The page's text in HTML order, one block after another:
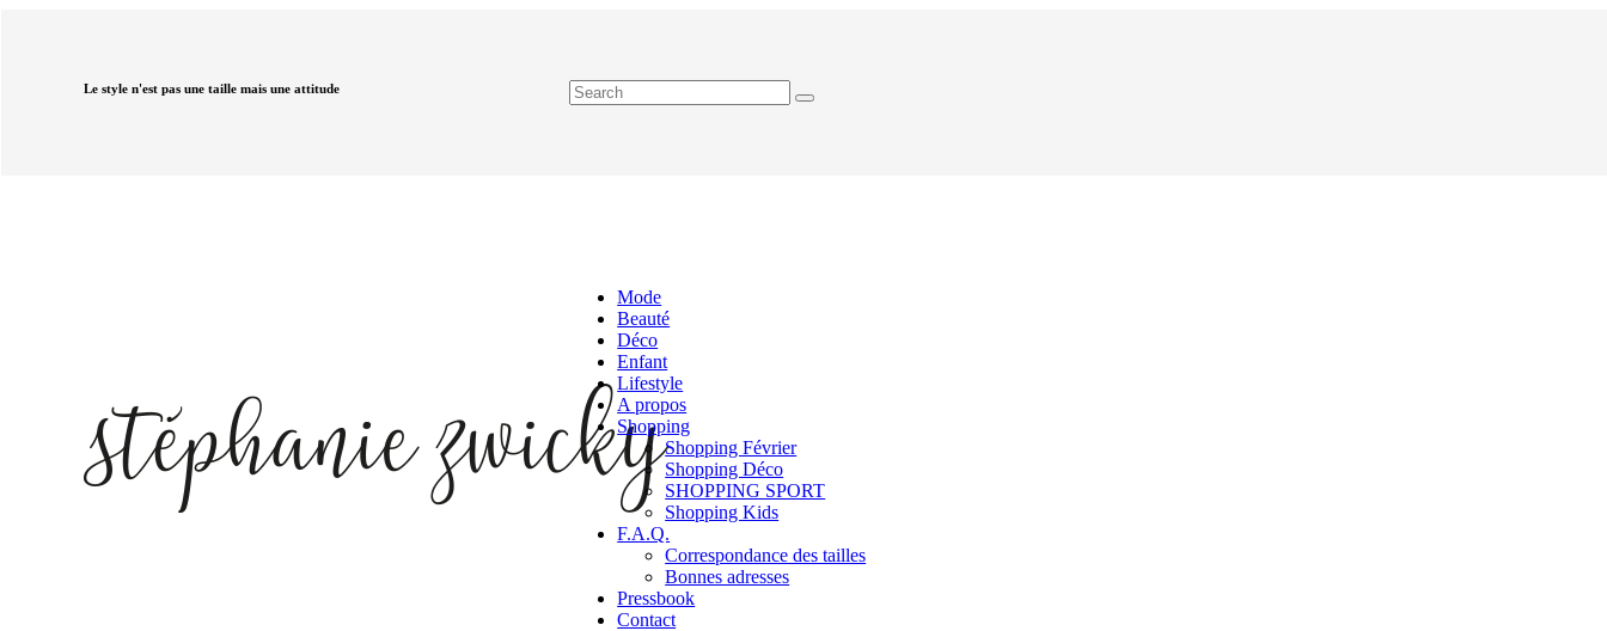
Le style n'est pas une taille mais une attitude
Mode
Beauté
Déco
Enfant
Lifestyle
A propos
Shopping
Shopping Février
Shopping Déco
SHOPPING SPORT
Shopping Kids
F.A.Q.
Correspondance des tailles
Bonnes adresses
Pressbook
Contact